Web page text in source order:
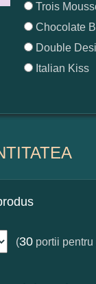
Trois
Chocolate
Double
Italian Kiss
(30 portii pentru